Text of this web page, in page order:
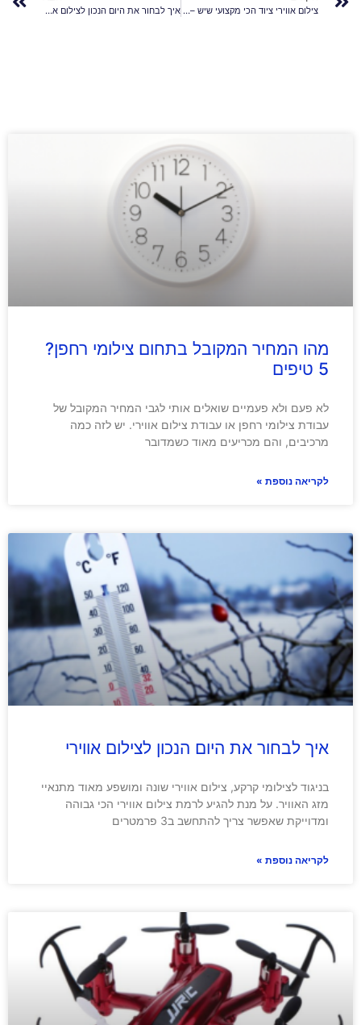
צילום אווירי ציוד הכי מקצועי שיש – הצעקה האחרונה איך לבחור את היום הנכון לצילום אווירי
מהו המחיר המקובל בתחום צילומי רחפן?
5 טיפים
לא פעם ולא פעמיים שואלים אותי לגבי המחיר המקובל של
עבודת צילומי רחפן או עבודת צילום אווירי. יש לזה כמה
מרכיבים, והם מכריעים מאוד כשמדובר
לקריאה נוספת »
איך לבחור את היום הנכון לצילום אווירי
בניגוד לצילומי קרקע, צילום אווירי שונה ומושפע מאוד מתנאיי
מזג האוויר. על מנת להגיע לרמת צילום אווירי הכי גבוהה
ומדוייקת שאפשר צריך להתחשב ב3 פרמטרים
לקריאה נוספת »